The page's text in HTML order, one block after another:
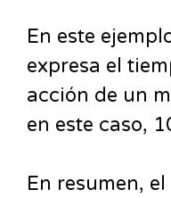
En este
expresa el
acción de un
en este caso,
En resumen, el